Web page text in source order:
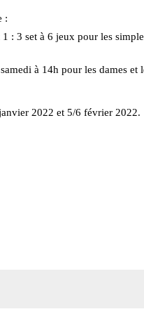
:
: 3 set à 6 jeux pour les
à 14h pour les dames
2022 et 5/6 février 2022.